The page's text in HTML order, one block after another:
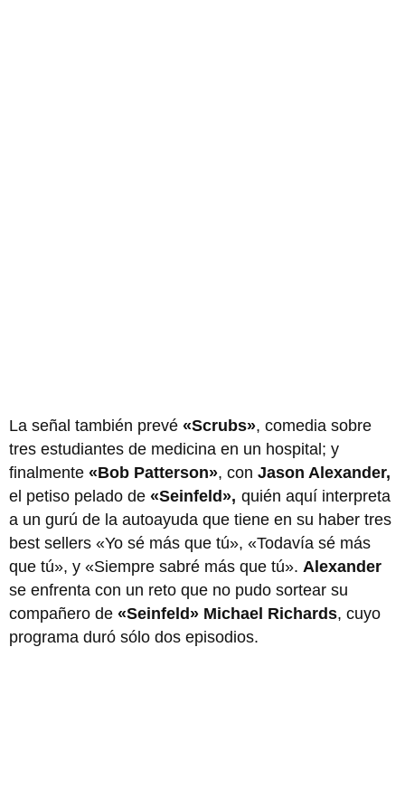
La señal también prevé «Scrubs», comedia sobre
tres estudiantes de medicina en un hospital; y
finalmente «Bob Patterson», con Jason Alexander,
el petiso pelado de «Seinfeld», quién aquí interpreta
a un gurú de la autoayuda que tiene en su haber tres
best sellers «Yo sé más que tú», «Todavía sé más
que tú», y «Siempre sabré más que tú». Alexander
se enfrenta con un reto que no pudo sortear su
compañero de «Seinfeld» Michael Richards, cuyo
programa duró sólo dos episodios.